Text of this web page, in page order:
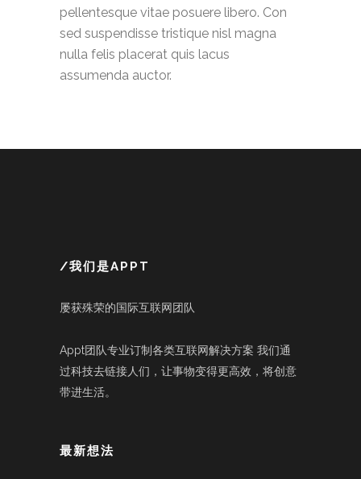
pellentesque vitae posuere libero. Con
sed suspendisse tristique nisl magna
nulla felis placerat quis lacus
assumenda auctor.
/我们是APPT
屡获殊荣的国际互联网团队
Appt团队专业订制各类互联网解决方案 我们通
过科技去链接人们，让事物变得更高效，将创意
带进生活。
最新想法